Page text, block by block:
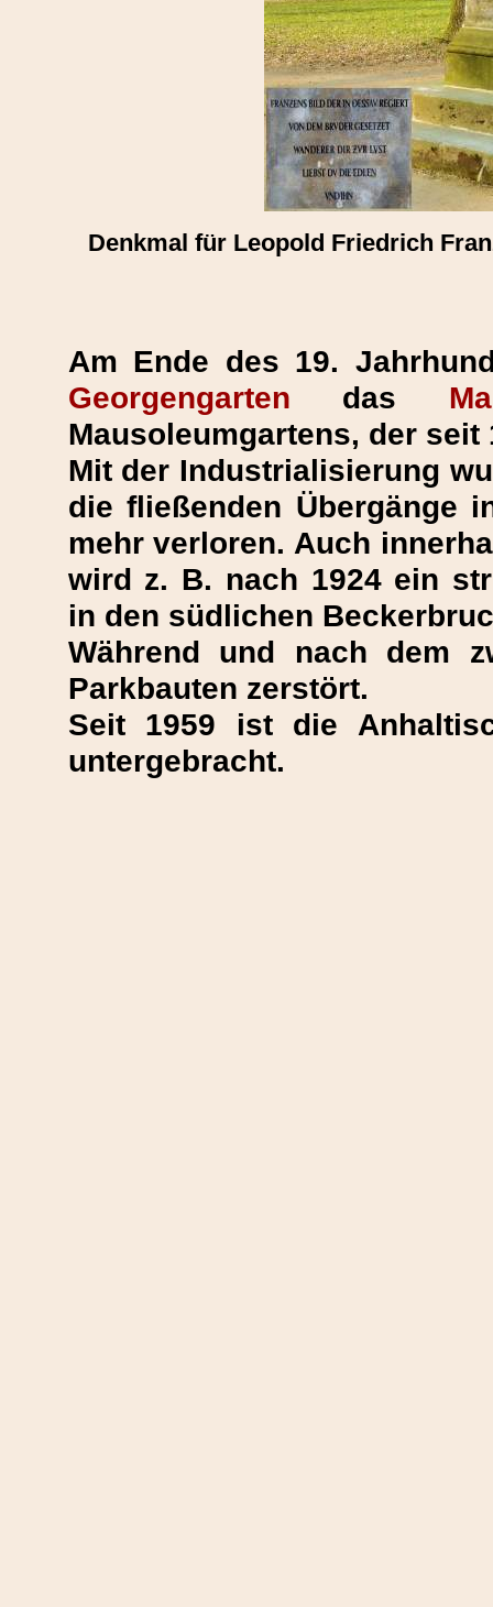
Denkmal für Leopold Friedrich
Am Ende des 19.
Georgengarten das
Mausoleumgartens, der
Mit der Industrialisierung
die fließenden Übergänge
mehr verloren. Auch
wird z. B. nach 1924 ein
in den südlichen
Während und nach dem
Parkbauten zerstört.
Seit 1959 ist die
untergebracht.